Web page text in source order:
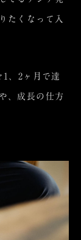
たくなって入
、2ヶ月で達
、成長の仕方